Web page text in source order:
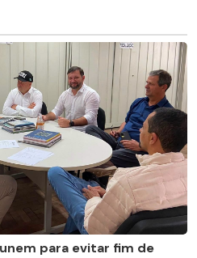
para evitar fim de